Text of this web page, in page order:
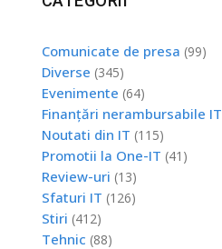
Comunicate de presa (99)
Diverse (345)
Evenimente (64)
Finanțări nerambursabile IT
Noutati din IT (115)
Promotii la One-IT (41)
Review-uri (13)
Sfaturi IT (126)
Stiri (412)
Tehnic (88)